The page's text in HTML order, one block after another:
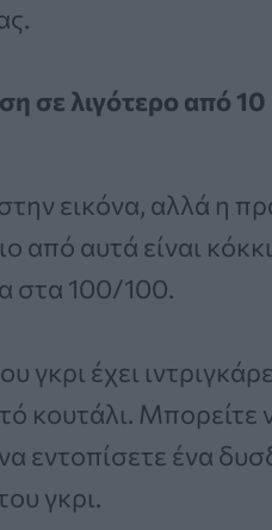
σε λιγότερο από 10
εικόνα, αλλά η
από αυτά είναι
στα 100/100.
έχει
κουτάλι. Μπορείτε
εντοπίσετε ένα
γκρι.